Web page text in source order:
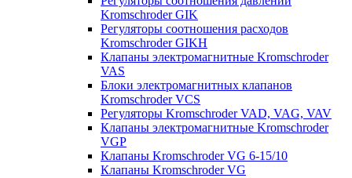
Kromschroder GIK
Регуляторы соотношения расходов
Kromschroder GIKH
Клапаны электромагнитные Kromschroder
VAS
Блоки электромагнитных клапанов
Kromschroder VCS
Регуляторы Kromschroder VAD, VAG, VAV
Клапаны электромагнитные Kromschroder
VGP
Клапаны Kromschroder VG 6-15/10
Клапаны Kromschroder VG